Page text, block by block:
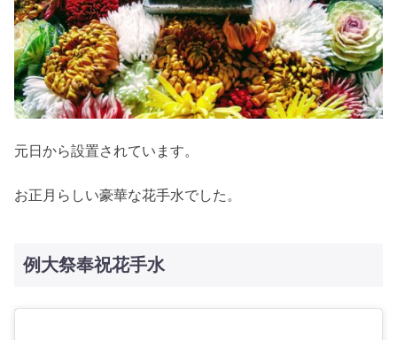
元日から設置されています。
お正月らしい豪華な花手水でした。
例大祭奉祝花手水